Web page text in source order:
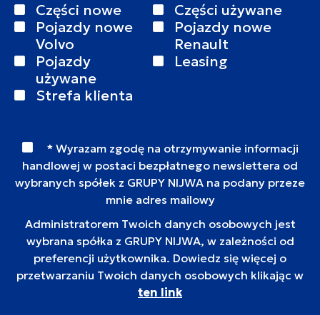
Części nowe
Części używane
Pojazdy nowe
Volvo
Pojazdy nowe
Renault
Pojazdy
używane
Leasing
Strefa klienta
* Wyrazam zgodę na otrzymywanie informacji
handlowej w postaci bezpłatnego newslettera od
wybranych spółek z GRUPY NIJWA na podany przeze
mnie adres mailowy
Administratorem Twoich danych osobowych jest
wybrana spółka z GRUPY NIJWA, w zależności od
preferencji użytkownika. Dowiedz się więcej o
przetwarzaniu Twoich danych osobowych klikając w
ten link